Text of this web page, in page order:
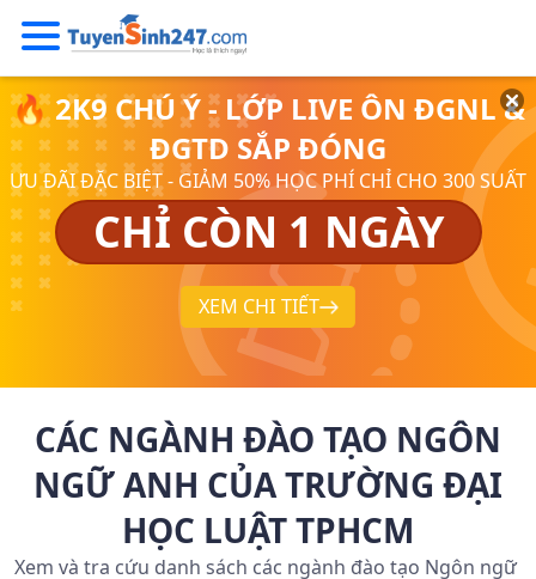
🔥 2K9 CHÚ Ý - LỚP LIVE ÔN ĐGNL &
ĐGTD SẮP ĐÓNG
ƯU ĐÃI ĐẶC BIỆT - GIẢM 50% HỌC PHÍ CHỈ CHO 300 SUẤT
CHỈ CÒN 1 NGÀY
XEM CHI TIẾT
CÁC NGÀNH ĐÀO TẠO NGÔN
NGỮ ANH CỦA TRƯỜNG ĐẠI
HỌC LUẬT TPHCM
Xem và tra cứu danh sách các ngành đào tạo Ngôn ngữ